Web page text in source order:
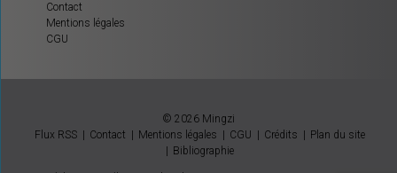
Contact
Mentions légales
CGU
© 2026 Mingzi
Flux RSS
Contact Mentions légales CGU Crédits
Plan du site
Bibliographie